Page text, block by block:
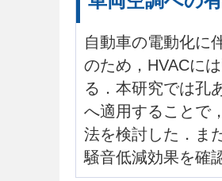
自動車の電動化に
のため，HVACに
る．本研究では孔
へ適用することで
法を検討した．ま
騒音低減効果を確